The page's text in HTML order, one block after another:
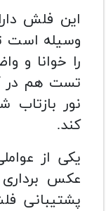
وسیله است
را خوانا و
تست هم در
نور بازتاب
کند.
یکی از
عکس برداری
پشتیبانی